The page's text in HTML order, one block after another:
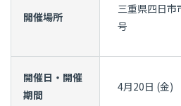
開催場所
三重県四日市
号
開催日・開催
期間
4月20日 (金)